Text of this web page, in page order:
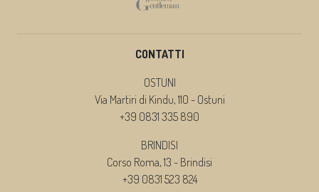
CONTATTI
OSTUNI
Via Martiri di Kindu, 110 - Ostuni
+39 0831 335 890
BRINDISI
Corso Roma, 13 - Brindisi
+39 0831 523 824